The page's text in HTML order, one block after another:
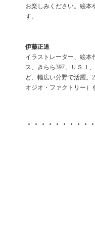
お楽しみください。絵本
す。
伊藤正道
イラストレーター、絵本
ス、きらら397、ＵＳＪ
ど、幅広い分野で活躍。
オジオ・ファクトリー）
・・・・・・・・・